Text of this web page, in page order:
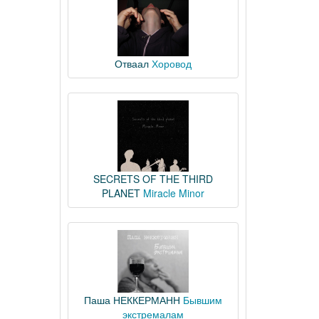
Отваал Хоровод
SECRETS OF THE THIRD
PLANET Miracle Minor
Паша НЕККЕРМАНН Бывшим
экстремалам